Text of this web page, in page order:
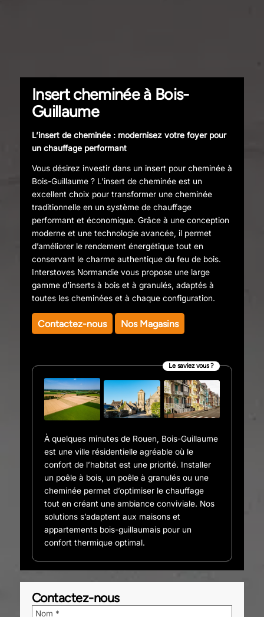
Insert cheminée à Bois-
Guillaume
L’insert de cheminée : modernisez votre foyer pour
un chauffage performant
Vous désirez investir dans un insert pour cheminée à
Bois-Guillaume ? L’insert de cheminée est un
excellent choix pour transformer une cheminée
traditionnelle en un système de chauffage
performant et économique. Grâce à une conception
moderne et une technologie avancée, il permet
d’améliorer le rendement énergétique tout en
conservant le charme authentique du feu de bois.
Interstoves Normandie vous propose une large
gamme d’inserts à bois et à granulés, adaptés à
toutes les cheminées et à chaque configuration.
Contactez-nous Nos Magasins
Le saviez vous ?
À quelques minutes de Rouen, Bois-Guillaume
est une ville résidentielle agréable où le
confort de l’habitat est une priorité. Installer
un poêle à bois, un poêle à granulés ou une
cheminée permet d’optimiser le chauffage
tout en créant une ambiance conviviale. Nos
solutions s’adaptent aux maisons et
appartements bois-guillaumais pour un
confort thermique optimal.
Contactez-nous